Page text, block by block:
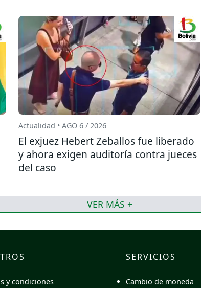
Actualidad • AGO 6 / 2026
El exjuez Hebert Zeballos fue liberado
y ahora exigen auditoría contra jueces
del caso
VER MÁS +
y condiciones
SERVICIOS
Cambio de moneda